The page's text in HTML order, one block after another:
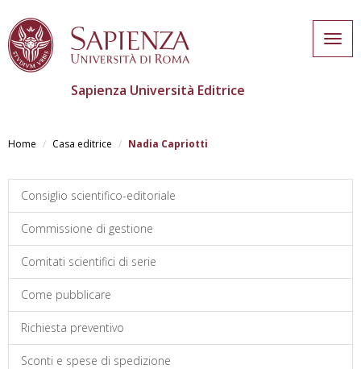
contenuto
Sapienza Università Editrice
Home Casa editrice Nadia Capriotti
Consiglio scientifico-editoriale
Commissione di gestione
Comitati scientifici di serie
Come pubblicare
Richiesta preventivo
Sconti e spese di spedizione